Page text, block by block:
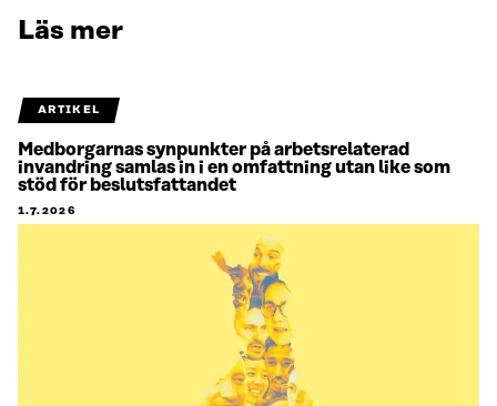
Läs mer
ARTIKEL
Medborgarnas synpunkter på arbetsrelaterad
invandring samlas in i en omfattning utan like som
stöd för beslutsfattandet
1.7.2026